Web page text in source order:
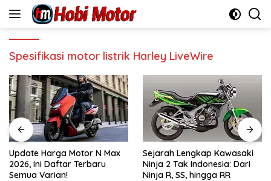
Spesifikasi motor listrik Harley LiveWire
Update Harga Motor N Max
2026, Ini Daftar Terbaru
Semua Varian!
Sejarah Lengkap Kawasaki
Ninja 2 Tak Indonesia: Dari
Ninja R, SS, hingga RR